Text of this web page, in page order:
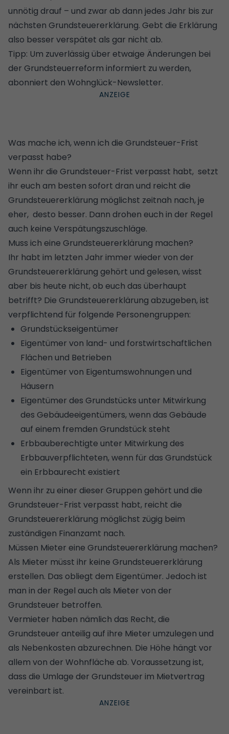
unnötig drauf – und zwar ab dann jedes Jahr bis zur
nächsten Grundsteuererklärung. Gebt die Erklärung
also besser verspätet als gar nicht ab.
Tipp: Um zuverlässig über etwaige Änderungen bei
der Grundsteuerreform informiert zu werden,
abonniert den Wohnglück-Newsletter.
Was mache ich, wenn ich die Grundsteuer-Frist
verpasst habe?
Wenn ihr die Grundsteuer-Frist verpasst habt, setzt
ihr euch am besten sofort dran und reicht die
Grundsteuererklärung möglichst zeitnah nach, je
eher, desto besser. Dann drohen euch in der Regel
auch keine Verspätungszuschläge.
Muss ich eine Grundsteuererklärung machen?
Ihr habt im letzten Jahr immer wieder von der
Grundsteuererklärung gehört und gelesen, wisst
aber bis heute nicht, ob euch das überhaupt
betrifft? Die Grundsteuererklärung abzugeben, ist
verpflichtend für folgende Personengruppen:
Grundstückseigentümer
Eigentümer von land- und forstwirtschaftlichen
Flächen und Betrieben
Eigentümer von Eigentumswohnungen und
Häusern
Eigentümer des Grundstücks unter Mitwirkung
des Gebäudeeigentümers, wenn das Gebäude
auf einem fremden Grundstück steht
Erbbauberechtigte unter Mitwirkung des
Erbbauverpflichteten, wenn für das Grundstück
ein Erbbaurecht existiert
Wenn ihr zu einer dieser Gruppen gehört und die
Grundsteuer-Frist verpasst habt, reicht die
Grundsteuererklärung möglichst zügig beim
zuständigen Finanzamt nach.
Müssen Mieter eine Grundsteuererklärung machen?
Als Mieter müsst ihr keine Grundsteuererklärung
erstellen. Das obliegt dem Eigentümer. Jedoch ist
man in der Regel auch als Mieter von der
Grundsteuer betroffen.
Vermieter haben nämlich das Recht, die
Grundsteuer anteilig auf ihre Mieter umzulegen und
als Nebenkosten abzurechnen. Die Höhe hängt vor
allem von der Wohnfläche ab. Voraussetzung ist,
dass die Umlage der Grundsteuer im Mietvertrag
vereinbart ist.